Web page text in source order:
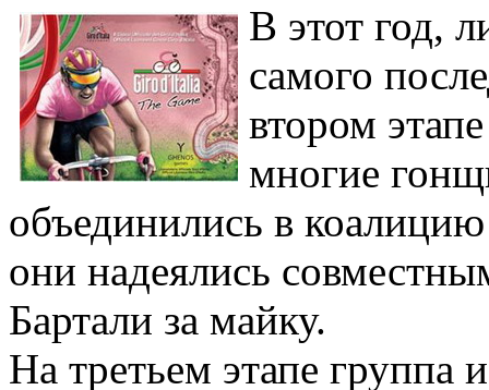
В этот год,
самого
втором
многие
объединились в
они надеялись
Бартали за майку.
На третьем этапе группа